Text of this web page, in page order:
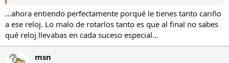
sigue en mi establo principalmente porque es el reloj que he llevado
cuando recogí la última papeleta de la carrera, cuando me pegué
una superpiña con mi zxr (él salió ileso, yo no), cuando le dije a mi
madre que era hora de irme de casa, cuando defendí mi trabajo de
investigación, cuando dí mi primera clase, cuando me casé, durante
las 26 horas de viaje necesité para ir a recoger a mi hija a China,
cuando dijo papá la primera vez...
...ahora entiendo perfectamente porqué le tienes tanto cariño
a ese reloj. Lo malo de rotarlos tanto es que al final no sabes
qué reloj llevabas en cada suceso especial...
msn